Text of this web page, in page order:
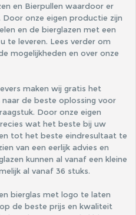
en Bierpullen waardoor er
onze eigen productie zijn
en de bierglazen met een
te leveren. Lees verder om
mogelijkheden en over onze
maken wij gratis het
de beste oplossing voor
Door onze eigen
wat het beste bij uw
tot het beste eindresultaat te
van een eerlijk advies en
kunnen al vanaf een kleine
al vanaf 36 stuks.
bierglas met logo te laten
de beste prijs en kwaliteit